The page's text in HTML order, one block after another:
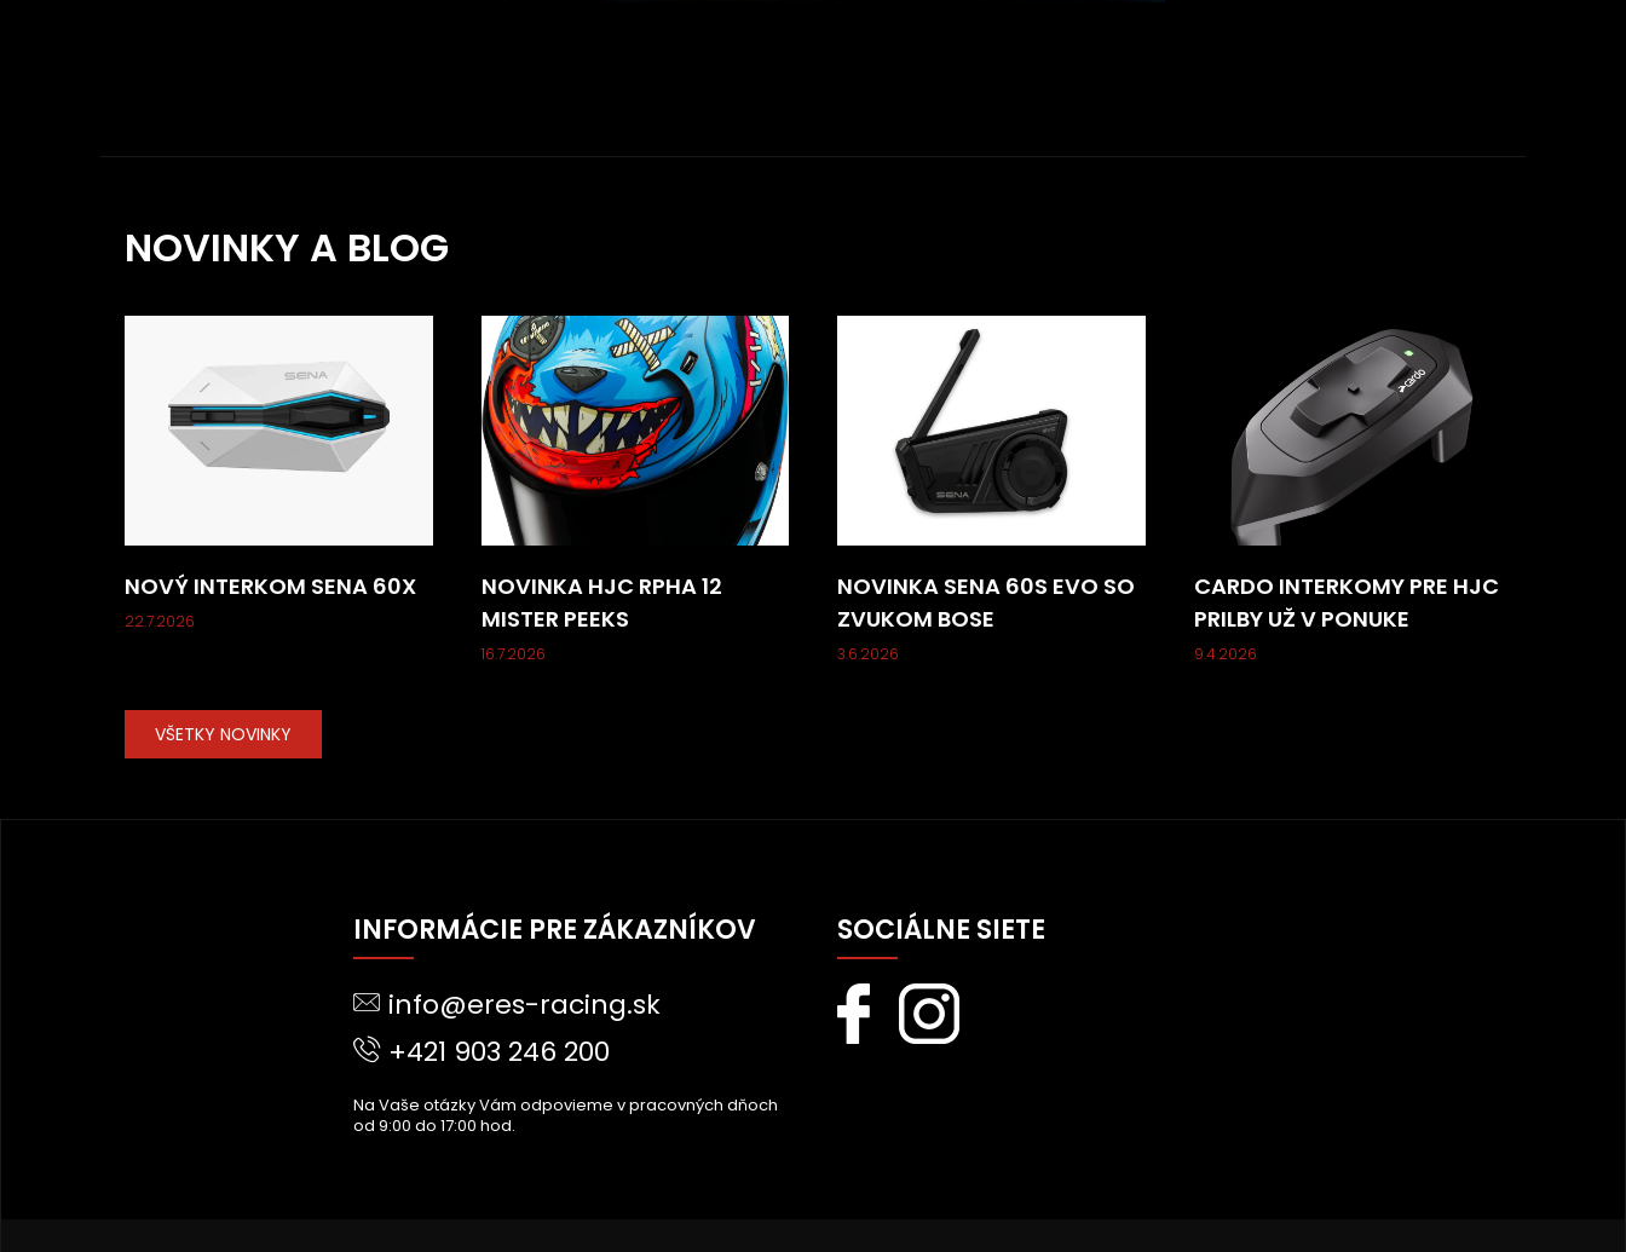
NOVINKY A BLOG
NOVÝ INTERKOM SENA 60X
22.7.2026
NOVINKA HJC RPHA 12
MISTER PEEKS
16.7.2026
NOVINKA SENA 60S EVO SO
ZVUKOM BOSE
3.6.2026
CARDO INTERKOMY PRE HJC
PRILBY UŽ V PONUKE
9.4.2026
VŠETKY NOVINKY
INFORMÁCIE PRE ZÁKAZNÍKOV
info@eres-racing.sk
+421 903 246 200
Na Vaše otázky Vám odpovieme v pracovných dňoch
od 9:00 do 17:00 hod.
SOCIÁLNE SIETE